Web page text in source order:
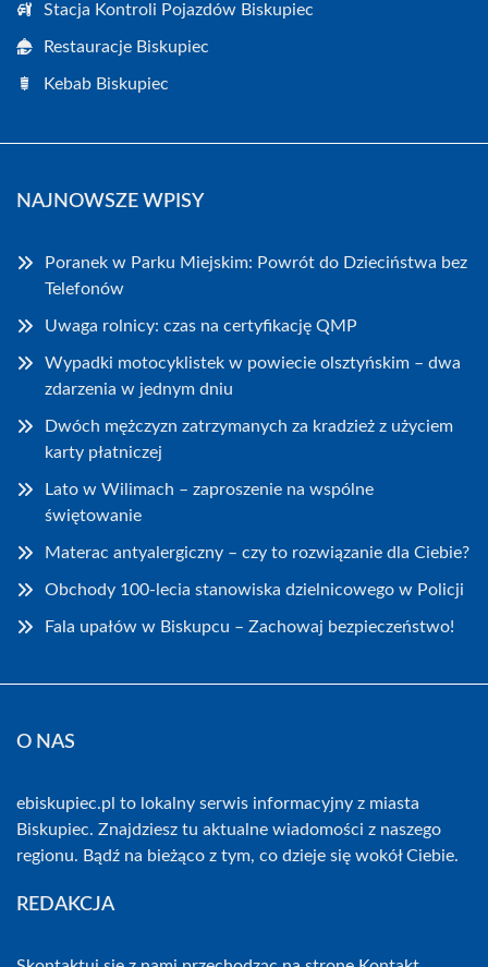
Stacja Kontroli Pojazdów Biskupiec
Restauracje Biskupiec
Kebab Biskupiec
NAJNOWSZE WPISY
Poranek w Parku Miejskim: Powrót do Dzieciństwa bez
Telefonów
Uwaga rolnicy: czas na certyfikację QMP
Wypadki motocyklistek w powiecie olsztyńskim – dwa
zdarzenia w jednym dniu
Dwóch mężczyzn zatrzymanych za kradzież z użyciem
karty płatniczej
Lato w Wilimach – zaproszenie na wspólne
świętowanie
Materac antyalergiczny – czy to rozwiązanie dla Ciebie?
Obchody 100-lecia stanowiska dzielnicowego w Policji
Fala upałów w Biskupcu – Zachowaj bezpieczeństwo!
O NAS
ebiskupiec.pl to lokalny serwis informacyjny z miasta
Biskupiec. Znajdziesz tu aktualne wiadomości z naszego
regionu. Bądź na bieżąco z tym, co dzieje się wokół Ciebie.
REDAKCJA